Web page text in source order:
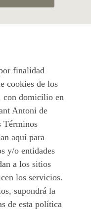
finalidad
cookies de los
domicilio en
Antoni de
Términos
aquí para
y/o entidades
a los sitios
los servicios.
supondrá la
de esta política